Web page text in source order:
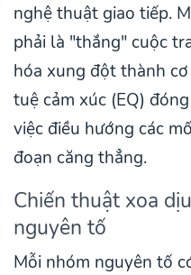
nghệ thuật giao tiếp.
phải là "thắng" cuộc
hóa xung đột thành
tuệ cảm xúc (EQ)
việc điều hướng các
đoạn căng thẳng.
Chiến thuật xoa
nguyên tố
Mỗi nhóm nguyên tố